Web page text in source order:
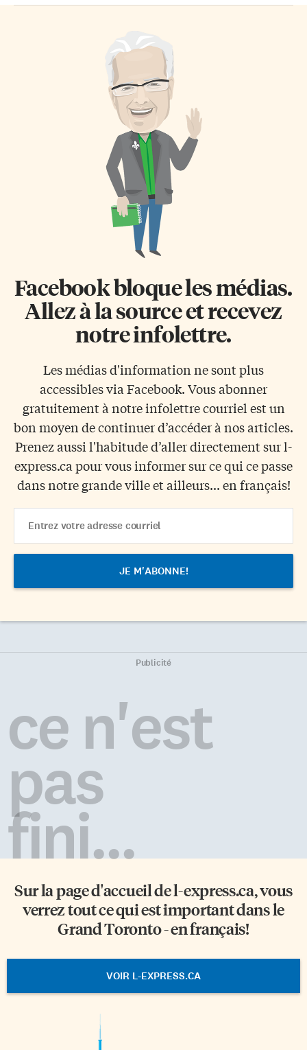
Facebook bloque les médias.
Allez à la source et recevez
notre infolettre.
Les médias d'information ne sont plus
accessibles via Facebook. Vous abonner
gratuitement à notre infolettre courriel est un
bon moyen de continuer d’accéder à nos articles.
Prenez aussi l'habitude d’aller directement sur l-
express.ca pour vous informer sur ce qui ce passe
dans notre grande ville et ailleurs... en français!
Address
Publicité
ce n'est
pas
fini...
Sur la page d'accueil del-express.ca, vous
verrez tout ce qui est important dans le
Grand Toronto - en français!
VOIR L-EXPRESS.CA